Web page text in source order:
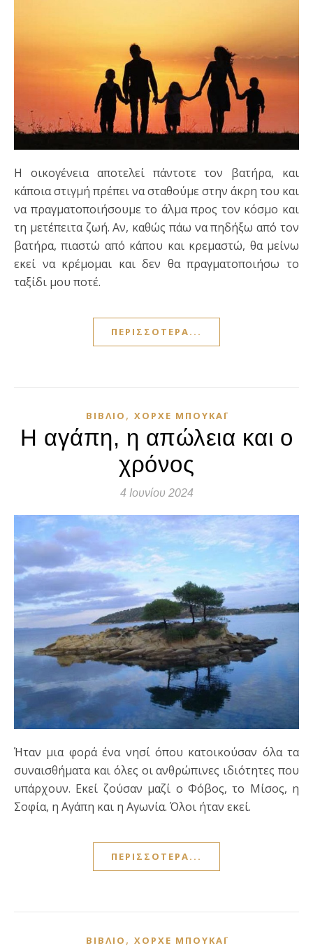
Η οικογένεια αποτελεί πάντοτε τον βατήρα, και
κάποια στιγμή πρέπει να σταθούμε στην άκρη του και
να πραγματοποιήσουμε το άλμα προς τον κόσμο και
τη μετέπειτα ζωή. Αν, καθώς πάω να πηδήξω από τον
βατήρα, πιαστώ από κάπου και κρεμαστώ, θα μείνω
εκεί να κρέμομαι και δεν θα πραγματοποιήσω το
ταξίδι μου ποτέ.
ΠΕΡΙΣΣΌΤΕΡΑ...
ΒΙΒΛΊΟ , ΧΌΡΧΕ ΜΠΟΥΚΆΙ
Η αγάπη, η απώλεια και ο
χρόνος
4 Ιουνίου 2024
Ήταν μια φορά ένα νησί όπου κατοικούσαν όλα τα
συναισθήματα και όλες οι ανθρώπινες ιδιότητες που
υπάρχουν. Εκεί ζούσαν μαζί ο Φόβος, το Μίσος, η
Σοφία, η Αγάπη και η Αγωνία. Όλοι ήταν εκεί.
ΠΕΡΙΣΣΌΤΕΡΑ...
ΒΙΒΛΊΟ , ΧΌΡΧΕ ΜΠΟΥΚΆΙ